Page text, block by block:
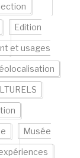
Edition
et usages
Musée